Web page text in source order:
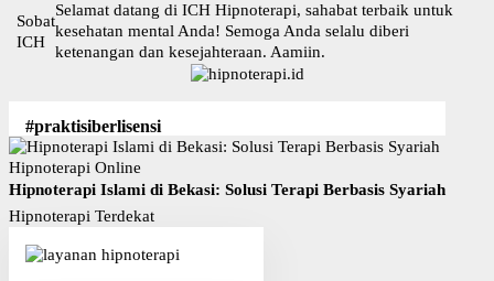
Sobat
ICH
Selamat datang di ICH Hipnoterapi, sahabat terbaik untuk
kesehatan mental Anda! Semoga Anda selalu diberi
ketenangan dan kesejahteraan. Aamiin.
#praktisiberlisensi
Hipnoterapi Online
Hipnoterapi Islami di Bekasi: Solusi Terapi Berbasis Syariah
Hipnoterapi Terdekat